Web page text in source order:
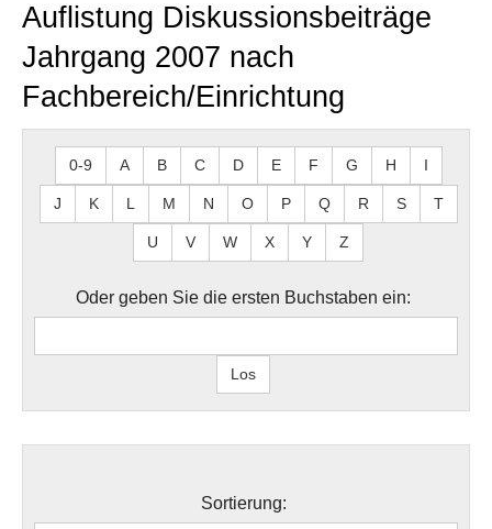
Auflistung Diskussionsbeiträge
Jahrgang 2007 nach
Fachbereich/Einrichtung
0-9 A B C D E F G H I
J K L M N O P Q R S T
U V W X Y Z
Oder geben Sie die ersten Buchstaben ein:
Sortierung: